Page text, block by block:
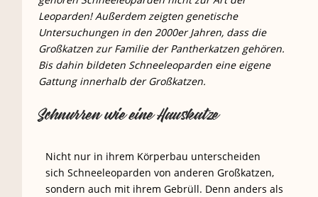
Leoparden! Außerdem zeigten genetische
Untersuchungen in den 2000er Jahren, dass die
Großkatzen zur Familie der Pantherkatzen gehören.
Bis dahin bildeten Schneeleoparden eine eigene
Gattung innerhalb der Großkatzen.
Schnurren wie eine Hauskatze
Nicht nur in ihrem Körperbau unterscheiden
sich Schneeleoparden von anderen Großkatzen,
sondern auch mit ihrem Gebrüll. Denn anders als